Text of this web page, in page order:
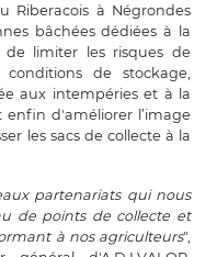
Riberacois à Négrondes
bâchées dédiées à la
de limiter les risques de
de stockage,
aux intempéries et à la
enfin d'améliorer l’image
les sacs de collecte à la
partenariats qui nous
de points de collecte et
à nos agriculteurs",